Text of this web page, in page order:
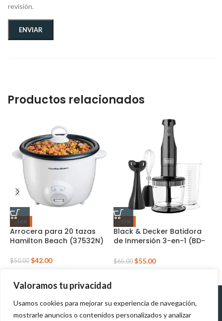
Valoramos tu privacidad
Usamos cookies para mejorar su experiencia de navegación,
mostrarle anuncios o contenidos personalizados y analizar
revisión.
Productos relacionados
-16%
Arrocera para 20 tazas
Hamilton Beach (37532N)
$50.00 $42.00
-15%
Black & Decker Batidora
de Inmersión 3-en-1 (BD-
$65.00 $55.00
Políticas de
Políticas de tratamiento de